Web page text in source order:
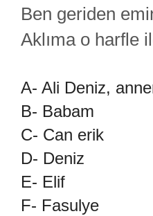
Ben geriden
Aklıma o harfle
A- Ali Deniz,
B- Babam
C- Can erik
D- Deniz
E- Elif
F- Fasulye